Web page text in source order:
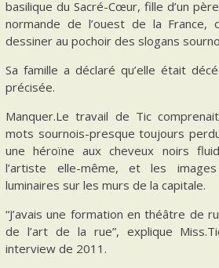
basilique du Sacré-Cœur, fille d’un
normande de l’ouest de la France,
dessiner au pochoir des slogans
Sa famille a déclaré qu’elle était
précisée.
Manquer.Le travail de Tic
mots sournois-presque toujours
une héroïne aux cheveux noirs
l’artiste elle-même, et les
luminaires sur les murs de la capitale.
“J’avais une formation en théâtre de
de l’art de la rue”, explique
interview de 2011.